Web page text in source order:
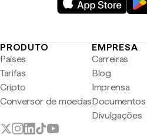
PRODUTO
Países
Tarifas
Cripto
Conversor de moedas
EMPRESA
Carreiras
Blog
Imprensa
Documentos
Divulgações